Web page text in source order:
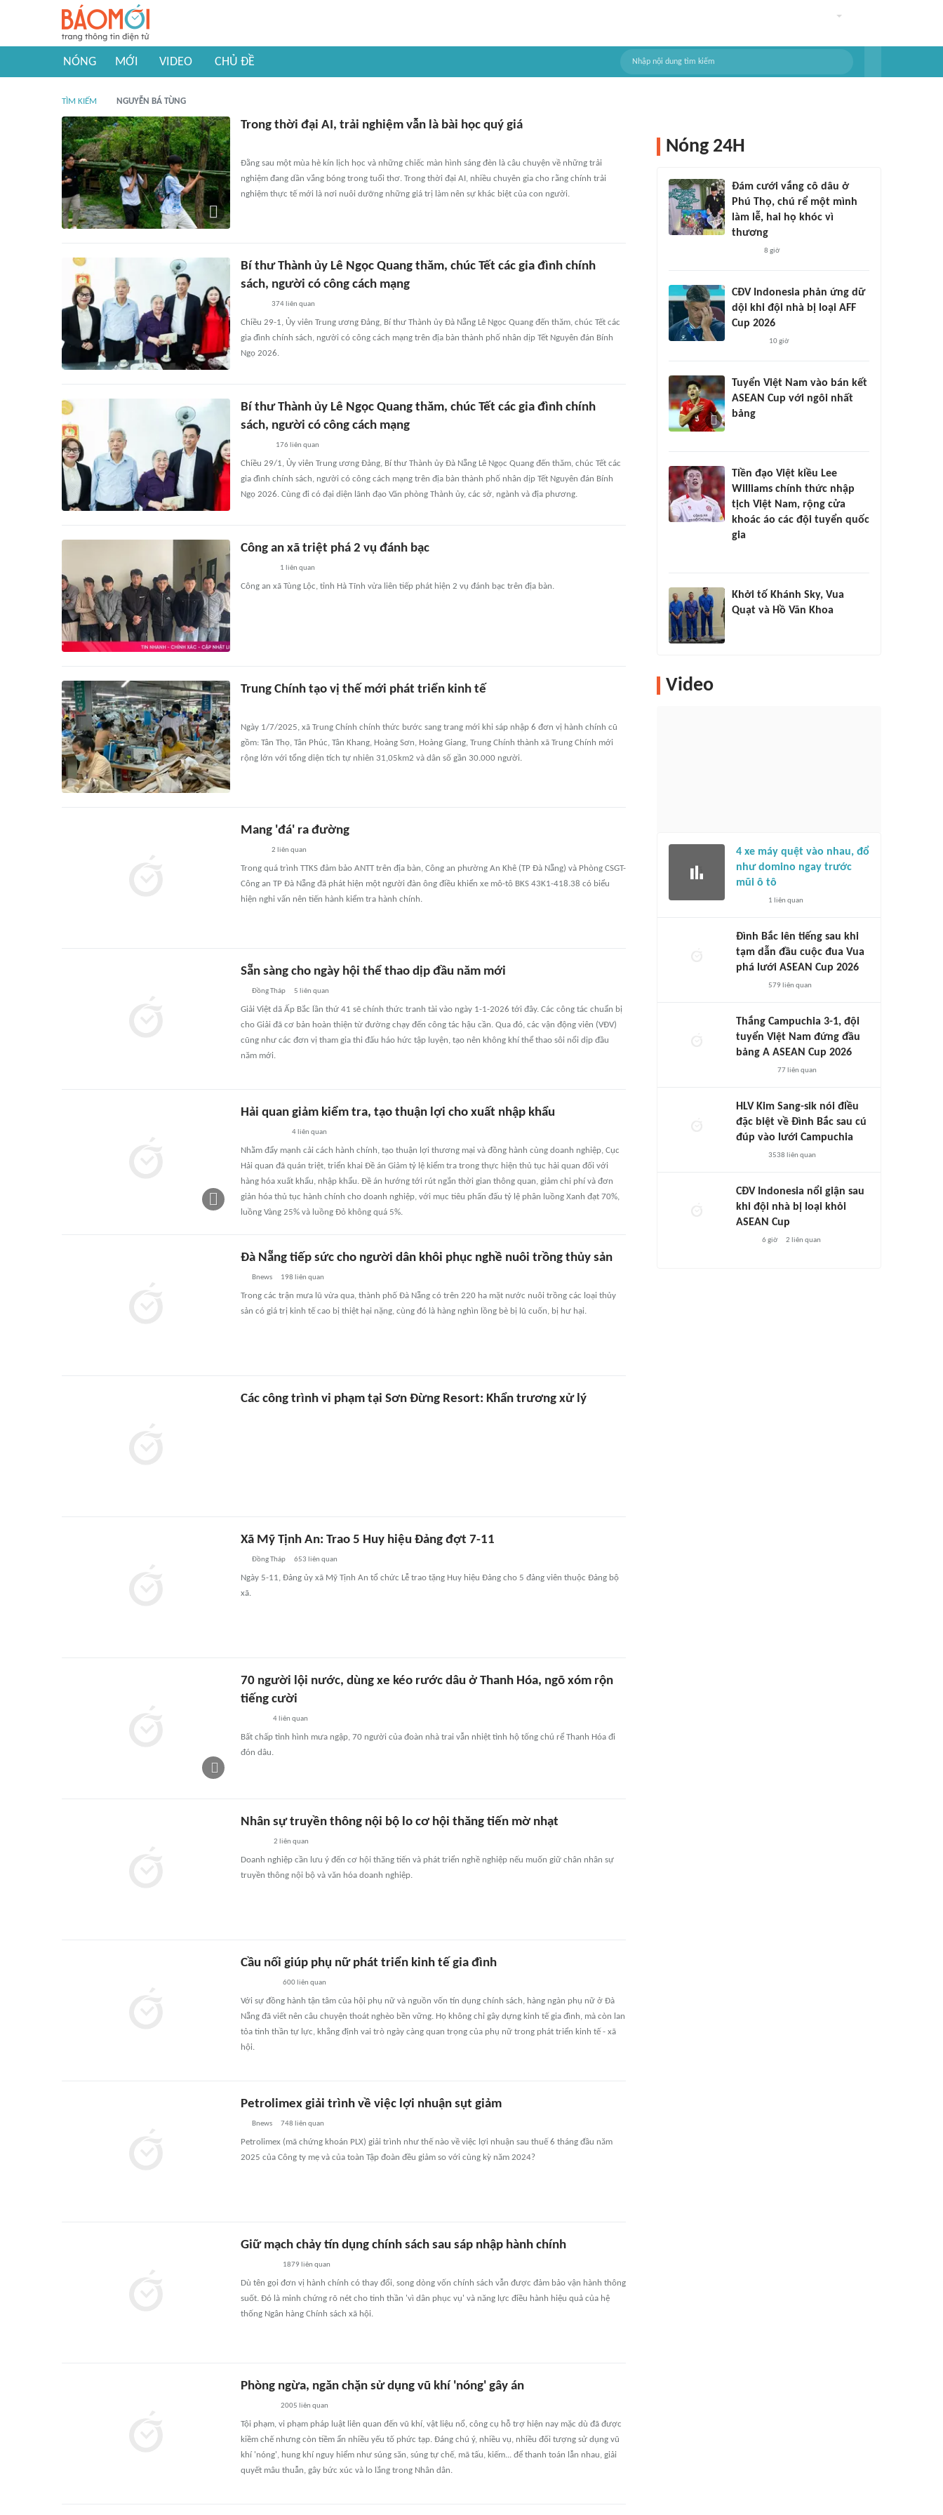
NÓNG MỚI VIDEO CHỦ ĐỀ
TÌM KIẾM NGUYỄN BÁ TÙNG
Trong thời đại AI, trải nghiệm vẫn là bài học quý giá
Đằng sau một mùa hè kín lịch học và những chiếc màn hình sáng đèn là câu chuyện về những trải
nghiệm đang dần vắng bóng trong tuổi thơ. Trong thời đại AI, nhiều chuyên gia cho rằng chính trải
nghiệm thực tế mới là nơi nuôi dưỡng những giá trị làm nên sự khác biệt của con người.
Bí thư Thành ủy Lê Ngọc Quang thăm, chúc Tết các gia đình chính
sách, người có công cách mạng
374 liên quan
Chiều 29-1, Ủy viên Trung ương Đảng, Bí thư Thành ủy Đà Nẵng Lê Ngọc Quang đến thăm, chúc Tết các
gia đình chính sách, người có công cách mạng trên địa bàn thành phố nhân dịp Tết Nguyên đán Bính
Ngọ 2026.
Bí thư Thành ủy Lê Ngọc Quang thăm, chúc Tết các gia đình chính
sách, người có công cách mạng
176 liên quan
Chiều 29/1, Ủy viên Trung ương Đảng, Bí thư Thành ủy Đà Nẵng Lê Ngọc Quang đến thăm, chúc Tết các
gia đình chính sách, người có công cách mạng trên địa bàn thành phố nhân dịp Tết Nguyên đán Bính
Ngọ 2026. Cùng đi có đại diện lãnh đạo Văn phòng Thành ủy, các sở, ngành và địa phương.
Công an xã triệt phá 2 vụ đánh bạc
1 liên quan
Công an xã Tùng Lộc, tỉnh Hà Tĩnh vừa liên tiếp phát hiện 2 vụ đánh bạc trên địa bàn.
Trung Chính tạo vị thế mới phát triển kinh tế
Ngày 1/7/2025, xã Trung Chính chính thức bước sang trang mới khi sáp nhập 6 đơn vị hành chính cũ
gồm: Tân Thọ, Tân Phúc, Tân Khang, Hoàng Sơn, Hoàng Giang, Trung Chính thành xã Trung Chính mới
rộng lớn với tổng diện tích tự nhiên 31,05km2 và dân số gần 30.000 người.
Mang 'đá' ra đường
2 liên quan
Trong quá trình TTKS đảm bảo ANTT trên địa bàn, Công an phường An Khê (TP Đà Nẵng) và Phòng CSGT-
Công an TP Đà Nẵng đã phát hiện một người đàn ông điều khiển xe mô-tô BKS 43K1-418.38 có biểu
hiện nghi vấn nên tiến hành kiểm tra hành chính.
Sẵn sàng cho ngày hội thể thao dịp đầu năm mới
Đồng Tháp 5 liên quan
Giải Việt dã Ấp Bắc lần thứ 41 sẽ chính thức tranh tài vào ngày 1-1-2026 tới đây. Các công tác chuẩn bị
cho Giải đã cơ bản hoàn thiện từ đường chạy đến công tác hậu cần. Qua đó, các vận động viên (VĐV)
cũng như các đơn vị tham gia thi đấu háo hức tập luyện, tạo nên không khí thể thao sôi nổi dịp đầu
năm mới.
Hải quan giảm kiểm tra, tạo thuận lợi cho xuất nhập khẩu
4liên quan
Nhằm đẩy mạnh cải cách hành chính, tạo thuận lợi thương mại và đồng hành cùng doanh nghiệp, Cục
Hải quan đã quán triệt, triển khai Đề án Giảm tỷ lệ kiểm tra trong thực hiện thủ tục hải quan đối với
hàng hóa xuất khẩu, nhập khẩu. Đề án hướng tới rút ngắn thời gian thông quan, giảm chi phí và đơn
giản hóa thủ tục hành chính cho doanh nghiệp, với mục tiêu phấn đấu tỷ lệ phân luồng Xanh đạt 70%,
luồng Vàng 25% và luồng Đỏ không quá 5%.
Đà Nẵng tiếp sức cho người dân khôi phục nghề nuôi trồng thủy sản
Bnews 198 liên quan
Trong các trận mưa lũ vừa qua, thành phố Đà Nẵng có trên 220 ha mặt nước nuôi trồng các loại thủy
sản có giá trị kinh tế cao bị thiệt hại nặng, cùng đó là hàng nghìn lồng bè bị lũ cuốn, bị hư hại.
Các công trình vi phạm tại Sơn Đừng Resort: Khẩn trương xử lý
Xã Mỹ Tịnh An: Trao 5 Huy hiệu Đảng đợt 7-11
Đồng Tháp 653 liên quan
Ngày 5-11, Đảng ủy xã Mỹ Tịnh An tổ chức Lễ trao tặng Huy hiệu Đảng cho 5 đảng viên thuộc Đảng bộ
xã.
70 người lội nước, dùng xe kéo rước dâu ở Thanh Hóa, ngõ xóm rộn
tiếng cười
4liên quan
Bất chấp tình hình mưa ngập, 70 người của đoàn nhà trai vẫn nhiệt tình hộ tống chú rể Thanh Hóa đi
đón dâu.
Nhân sự truyền thông nội bộ lo cơ hội thăng tiến mờ nhạt
2 liên quan
Doanh nghiệp cần lưu ý đến cơ hội thăng tiến và phát triển nghề nghiệp nếu muốn giữ chân nhân sự
truyền thông nội bộ và văn hóa doanh nghiệp.
Cầu nối giúp phụ nữ phát triển kinh tế gia đình
600 liên quan
Với sự đồng hành tận tâm của hội phụ nữ và nguồn vốn tín dụng chính sách, hàng ngàn phụ nữ ở Đà
Nẵng đã viết nên câu chuyện thoát nghèo bền vững. Họ không chỉ gây dựng kinh tế gia đình, mà còn lan
tỏa tinh thần tự lực, khẳng định vai trò ngày càng quan trọng của phụ nữ trong phát triển kinh tế - xã
hội.
Petrolimex giải trình về việc lợi nhuận sụt giảm
Bnews 748 liên quan
Petrolimex (mã chứng khoán PLX) giải trình như thế nào về việc lợi nhuận sau thuế 6 tháng đầu năm
2025 của Công ty mẹ và của toàn Tập đoàn đều giảm so với cùng kỳ năm 2024?
Giữ mạch chảy tín dụng chính sách sau sáp nhập hành chính
1879 liên quan
Dù tên gọi đơn vị hành chính có thay đổi, song dòng vốn chính sách vẫn được đảm bảo vận hành thông
suốt. Đó là minh chứng rõ nét cho tinh thần 'vì dân phục vụ' và năng lực điều hành hiệu quả của hệ
thống Ngân hàng Chính sách xã hội.
Phòng ngừa, ngăn chặn sử dụng vũ khí 'nóng' gây án
2005 liên quan
Tội phạm, vi phạm pháp luật liên quan đến vũ khí, vật liệu nổ, công cụ hỗ trợ hiện nay mặc dù đã được
kiềm chế nhưng còn tiềm ẩn nhiều yếu tố phức tạp. Đáng chú ý, nhiều vụ, nhiều đối tượng sử dụng vũ
khí 'nóng', hung khí nguy hiểm như súng săn, súng tự chế, mã tấu, kiếm... để thanh toán lẫn nhau, giải
quyết mâu thuẫn, gây bức xúc và lo lắng trong Nhân dân.
Nóng 24H
Đám cưới vắng cô dâu ở
Phú Thọ, chú rể một mình
làm lễ, hai họ khóc vì
thương
8 giờ
CĐV Indonesia phản ứng dữ
dội khi đội nhà bị loại AFF
Cup 2026
10 giờ
Tuyển Việt Nam vào bán kết
ASEAN Cup với ngôi nhất
bảng
Tiền đạo Việt kiều Lee
Williams chính thức nhập
tịch Việt Nam, rộng cửa
khoác áo các đội tuyển quốc
gia
Khởi tố Khánh Sky, Vua
Quạt và Hồ Văn Khoa
Video
4 xe máy quệt vào nhau, đổ
như domino ngay trước
mũi ô tô
1 liên quan
Đình Bắc lên tiếng sau khi
tạm dẫn đầu cuộc đua Vua
phá lưới ASEAN Cup 2026
579 liên quan
Thắng Campuchia 3-1, đội
tuyển Việt Nam đứng đầu
bảng A ASEAN Cup 2026
77liên quan
HLV Kim Sang-sik nói điều
đặc biệt về Đình Bắc sau cú
đúp vào lưới Campuchia
3538 liên quan
CĐV Indonesia nổi giận sau
khi đội nhà bị loại khỏi
ASEAN Cup
6 giờ 2 liên quan